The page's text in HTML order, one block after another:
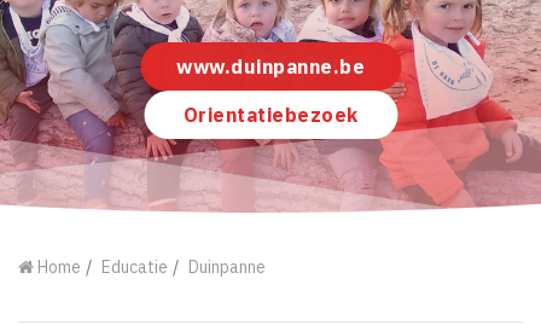
www.duinpanne.be
Orientatiebezoek
Home Educatie Duinpanne